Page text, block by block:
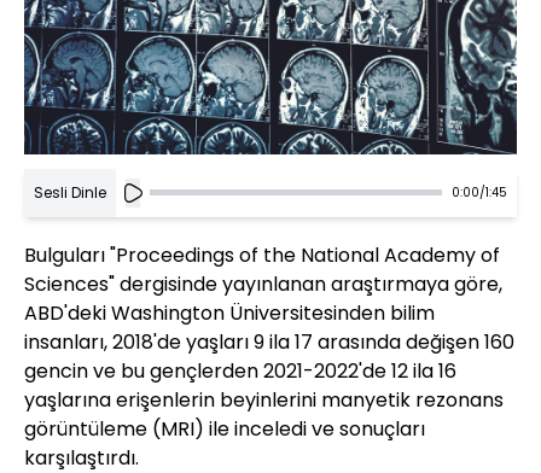
Sesli Dinle 0:00/1:45
Bulguları "Proceedings of the National Academy of
Sciences" dergisinde yayınlanan araştırmaya göre,
ABD'deki Washington Üniversitesinden bilim
insanları, 2018'de yaşları 9 ila 17 arasında değişen 160
gencin ve bu gençlerden 2021-2022'de 12 ila 16
yaşlarına erişenlerin beyinlerini manyetik rezonans
görüntüleme (MRI) ile inceledi ve sonuçları
karşılaştırdı.